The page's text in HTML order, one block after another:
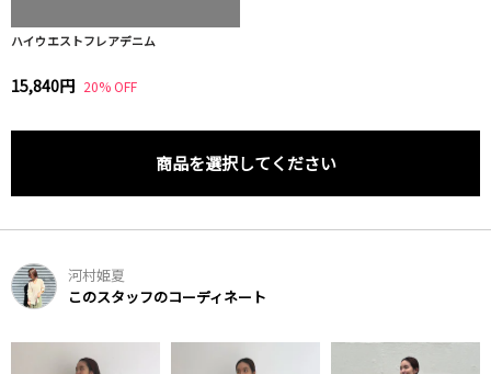
ハイウエストフレアデニム
15,840円 20% OFF
商品を選択してください
河村姫夏
このスタッフのコーディネート